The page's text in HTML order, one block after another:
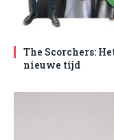
The Scorchers:
nieuwe tijd